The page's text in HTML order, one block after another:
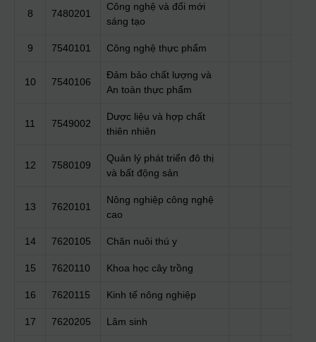
8 7480201
Công nghệ và đổi mới
sáng tạo
9 7540101 Công nghệ thực phẩm
10 7540106
Đảm bảo chất lượng và
An toàn thực phẩm
11 7549002
Dược liệu và hợp chất
thiên nhiên
12 7580109
Quản lý phát triển đô thị
và bất động sản
13 7620101
Nông nghiệp công nghệ
cao
14 7620105 Chăn nuôi thú y
15 7620110 Khoa học cây trồng
16 7620115 Kinh tế nông nghiệp
17 7620205 Lâm sinh